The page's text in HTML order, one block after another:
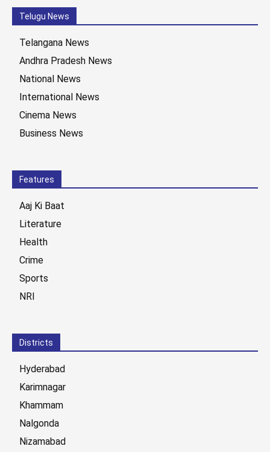
Telugu News
Telangana News
Andhra Pradesh News
National News
International News
Cinema News
Business News
Features
Aaj Ki Baat
Literature
Health
Crime
Sports
NRI
Districts
Hyderabad
Karimnagar
Khammam
Nalgonda
Nizamabad